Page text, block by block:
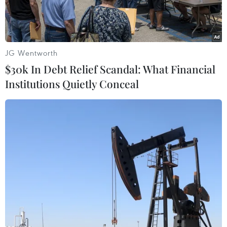
Phó Chủ tịch nước Đặng Thị Ngọc Thịnh tặng biểu trưng ảnh
chân dung Bác Hồ cho các đại biểu. (Ảnh: Dương
Giang/TTXVN)
Chiều 11/4, tại Phủ Chủ tịch, Phó Chủ tịch nước
Đặng Thị Ngọc Thịnh tiếp Đoàn đại biểu người
JG Wentworth
$30k In Debt Relief Scandal: What Financial
Institutions Quietly Conceal